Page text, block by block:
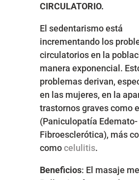
CIRCULATORIO.
El sedentarismo está
incrementando los
circulatorios en la
manera exponencial.
problemas derivan,
en las mujeres, en la
trastornos graves como
(Paniculopatía Edemato-
Fibroesclerótica), más
como celulitis.
Beneficios: El masaje